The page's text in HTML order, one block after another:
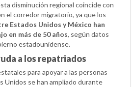
disminución regional coincide con
el corredor migratorio, ya que los
Estados Unidos y México han
en más de 50 años, según datos
estadounidense.
a los repatriados
para apoyar a las personas
Unidos se han ampliado durante